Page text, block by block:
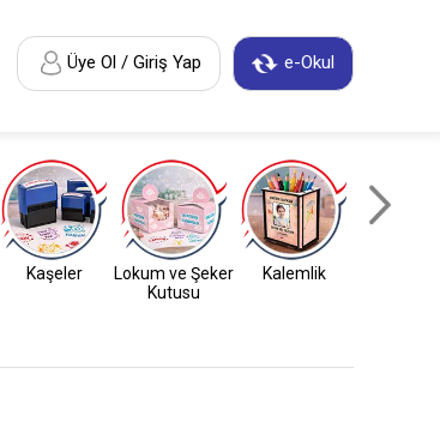
e-Okul
Üye Ol / Giriş Yap
Kaşeler
Lokum ve Şeker
Kutusu
Kalemlik